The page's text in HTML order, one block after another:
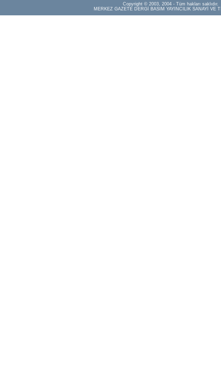
Copyright © 2003, 2004 - Tüm hakları saklıdır.
MERKEZ GAZETE DERGİ BASIM YAYINCILIK SANAYİ VE